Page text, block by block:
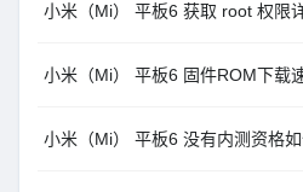
小米（Mi） 平板6 获取 root 权限
小米（Mi） 平板6 固件ROM下载
小米（Mi） 平板6 没有内测资格